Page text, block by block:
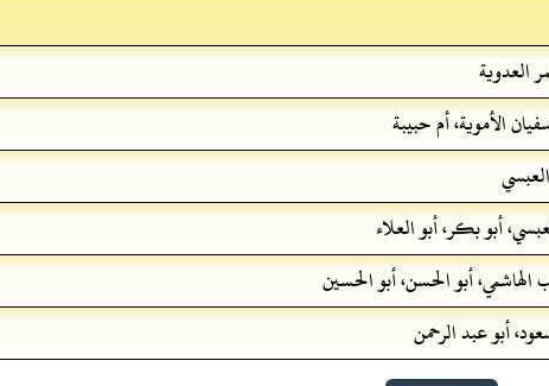
العدوية
الأموية، أم حبيبة
أبو بكر، أبو العلاء
الهاشمي، أبو الحسن، أبو الحسين
أبو عبد الرحمن